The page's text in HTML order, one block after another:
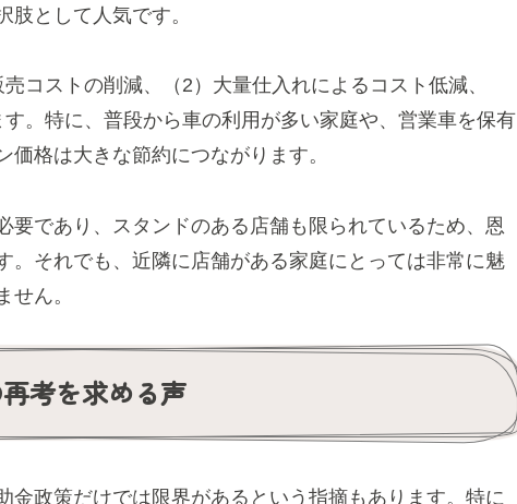
として人気です。
コストの削減、（2）大量仕入れによるコスト低減、
す。特に、普段から車の利用が多い家庭や、営業車を保有
格は大きな節約につながります。
要であり、スタンドのある店舗も限られているため、恩
。それでも、近隣に店舗がある家庭にとっては非常に魅
せん。
考を求める声
金政策だけでは限界があるという指摘もあります。特に